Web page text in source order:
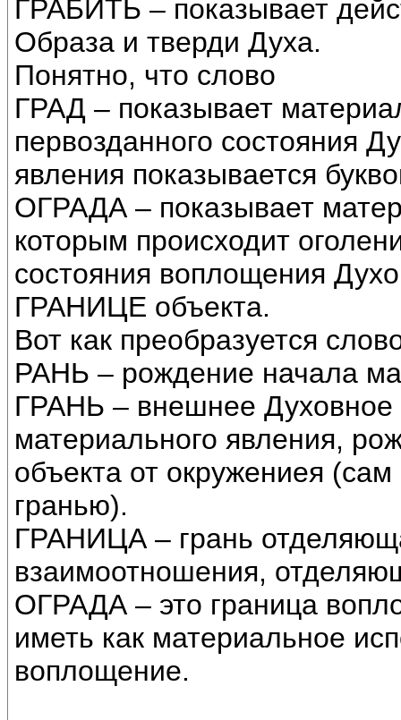
ГРАБИТЬ – показывает
Образа и тверди Духа.
Понятно, что слово
ГРАД – показывает
первозданного состояния
явления показывается
ОГРАДА – показывает
которым происходит
состояния воплощения
ГРАНИЦЕ объекта.
Вот как преобразуется
РАНЬ – рождение начала
ГРАНЬ – внешнее
материального явления,
объекта от окружениея
гранью).
ГРАНИЦА – грань
взаимоотношения,
ОГРАДА – это граница
иметь как материальное
воплощение.